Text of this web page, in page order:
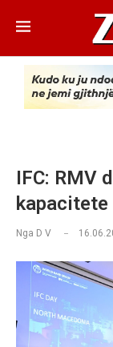
IFC: RMV
Nga D V